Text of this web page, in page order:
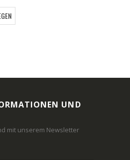
UND
mit unserem Newsletter